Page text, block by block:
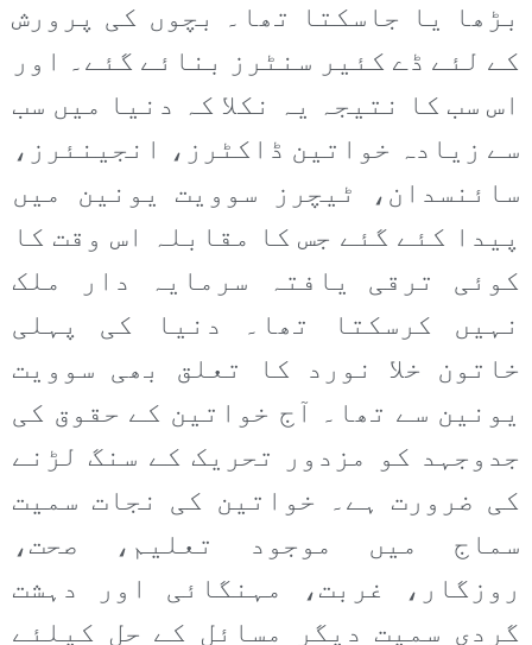
بڑھا یا جاسکتا تھا۔ بچوں کی پرورش
کے لئے ڈے کئیر سنٹرز بنائے گئے۔ اور
اس سب کا نتیجہ یہ نکلا کہ دنیا میں سب
سے زیادہ خواتین ڈاکٹرز، انجینئرز،
سائنسدان، ٹیچرز سوویت یونین میں
پیدا کئے گئے جس کا مقابلہ اس وقت کا
کوئی ترقی یافتہ سرمایہ دار ملک
نہیں کرسکتا تھا۔ دنیا کی پہلی
خاتون خلا نورد کا تعلق بھی سوویت
یونین سے تھا۔ آج خواتین کے حقوق کی
جدوجہد کو مزدور تحریک کے سنگ لڑنے
کی ضرورت ہے۔ خواتین کی نجات سمیت
سماج میں موجود تعلیم، صحت،
روزگار، غربت، مہنگائی اور دہشت